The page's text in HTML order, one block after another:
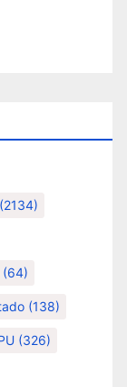
(2134)
(64)
(138)
(326)